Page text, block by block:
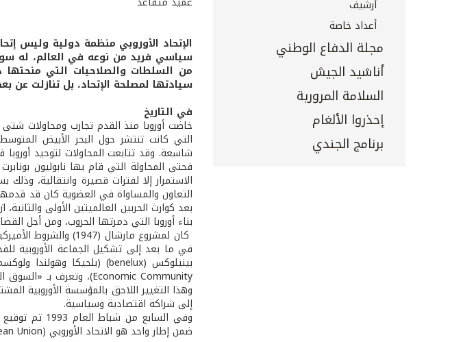
أرشيف
أعداد خاصة
مجلة الدفاع الوطني
أناشيد الجيش
السلامة المرورية
إحذروا الألغام
برنامج الجندي
الإتحاد الأوروبي منظمة دولية وليس
سياسي فريد من نوعه في العالم، له
من السلطات والصلاحيات التي
سيادتها لمصلحة الإتحاد، بل تنازلت
في التاريخ
خاضت أوروبا منذ القدم تجارب ومحاولات شتى
التي كانت تنتشر حول البحر الأبيض
شاسعة. وقد تتابعت المحاولات لتوحيد
فحتى المحاولة التي قام بها نابوليون
الاستمرار إلا لفترات قصيرة وانتقالية،
بعد كوارث الحربين العالميتين الأولى
بناء أوروبا التي دمرتها الحروب، ومن أجل
كان لمشروع مارشال
وهذا التغيير اللاحق بالمؤسسة الأوروبية
إلى شراكة اقتصادية وسياسية.
وفي
ضمن إطار واحد هو الاتحاد الأوروبي (European Union) والذي أصبح الإسم الرسمي للمجموعة.